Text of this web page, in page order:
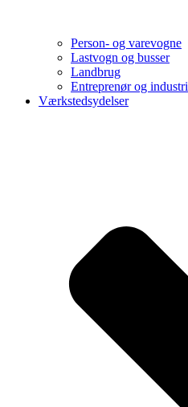
Person- og varevogne
Lastvogn og busser
Landbrug
Entreprenør og industri
Værkstedsydelser